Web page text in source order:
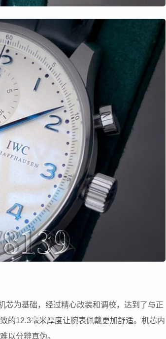
芯为基础，经过精心改装和调校，达到了与正
的12.3毫米厚度让腕表佩戴更加舒适。机芯内
以分辨真伪。